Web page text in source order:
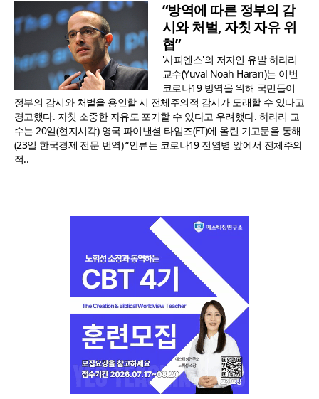
“방역에 따른 정부의 감
시와 처벌, 자칫 자유 위
협”
'사피엔스'의 저자인 유발 하라리
교수(Yuval Noah Harari)는 이번
코로나19 방역을 위해 국민들이
정부의 감시와 처벌을 용인할 시 전체주의적 감시가 도래할 수 있다고
경고했다. 자칫 소중한 자유도 포기할 수 있다고 우려했다. 하라리 교
수는 20일(현지시각) 영국 파이낸셜 타임즈(FT)에 올린 기고문을 통해
(23일 한국경제 전문 번역) “인류는 코로나19 전염병 앞에서 전체주의
적..
[독자투고] 폭염 속 90세 노점 할머니 “나중에 물건 사